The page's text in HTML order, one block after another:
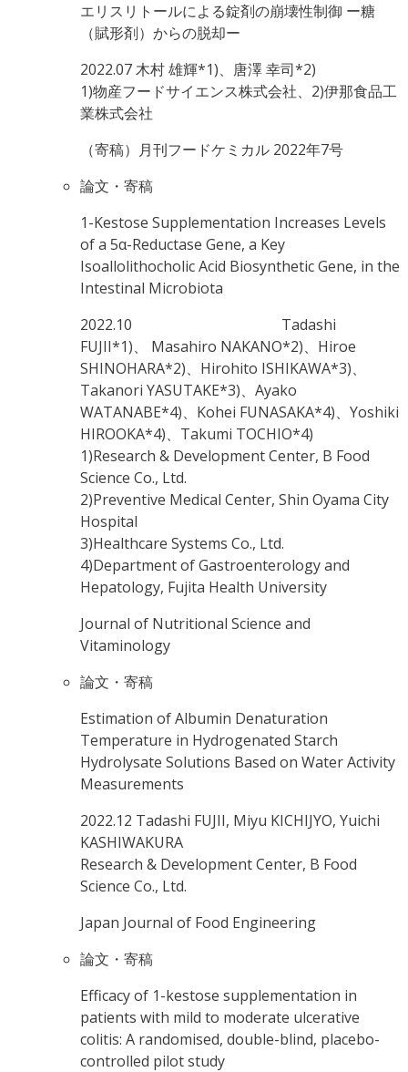
エリスリトールによる錠剤の崩壊性制御 ー糖
（賦形剤）からの脱却ー
2022.07木村 雄輝*1)、唐澤 幸司*2)
1)物産フードサイエンス株式会社、2)伊那食品工
業株式会社
（寄稿）月刊フードケミカル 2022年7号
論文・寄稿
1-Kestose Supplementation Increases Levels
of a 5α-Reductase Gene, a Key
Isoallolithocholic Acid Biosynthetic Gene, in the
Intestinal Microbiota
2022.10
Tadashi
FUJII*1)、 Masahiro NAKANO*2)、Hiroe
SHINOHARA*2)、Hirohito ISHIKAWA*3)、
Takanori YASUTAKE*3)、Ayako
WATANABE*4)、Kohei FUNASAKA*4)、Yoshiki
HIROOKA*4)、Takumi TOCHIO*4)
1)Research & Development Center, B Food
Science Co., Ltd.
2)Preventive Medical Center, Shin Oyama City
Hospital
3)Healthcare Systems Co., Ltd.
4)Department of Gastroenterology and
Hepatology, Fujita Health University
Journal of Nutritional Science and
Vitaminology
論文・寄稿
Estimation of Albumin Denaturation
Temperature in Hydrogenated Starch
Hydrolysate Solutions Based on Water Activity
Measurements
2022.12 Tadashi FUJII, Miyu KICHIJYO, Yuichi
KASHIWAKURA
Research & Development Center, B Food
Science Co., Ltd.
Japan Journal of Food Engineering
論文・寄稿
Efficacy of 1-kestose supplementation in
patients with mild to moderate ulcerative
colitis: A randomised, double-blind, placebo-
controlled pilot study